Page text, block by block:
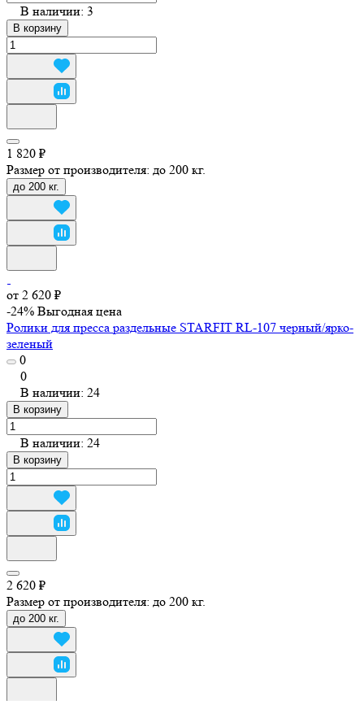
В наличии: 3
В корзину
1 820 ₽
Размер от производителя: до 200 кг.
до 200 кг.
от 2 620 ₽
-24% Выгодная цена
Ролики для пресса раздельные STARFIT RL-107 черный/ярко-
зеленый
0
0
В наличии: 24
В корзину
В наличии: 24
В корзину
2 620 ₽
Размер от производителя: до 200 кг.
до 200 кг.